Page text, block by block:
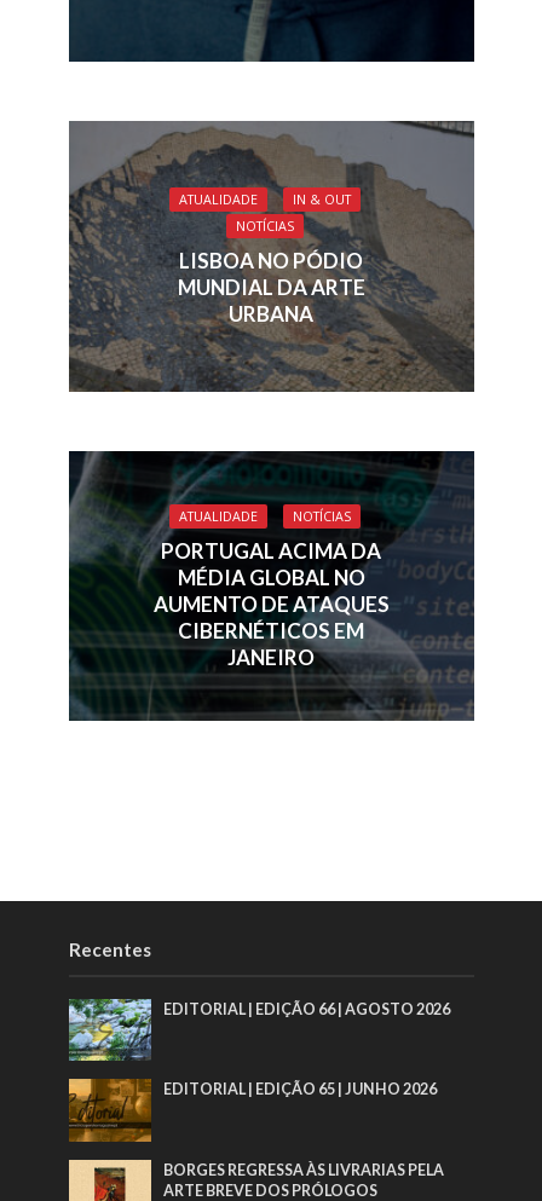
ATUALIDADE
IN & OUT
NOTÍCIAS
LISBOA NO PÓDIO
MUNDIAL DA ARTE
URBANA
ATUALIDADE NOTÍCIAS
PORTUGAL ACIMA DA
MÉDIA GLOBAL NO
AUMENTO DE ATAQUES
CIBERNÉTICOS EM
JANEIRO
Recentes
EDITORIAL | EDIÇÃO 66 | AGOSTO 2026
EDITORIAL | EDIÇÃO 65 | JUNHO 2026
BORGES REGRESSA ÀS LIVRARIAS PELA
ARTE BREVE DOS PRÓLOGOS